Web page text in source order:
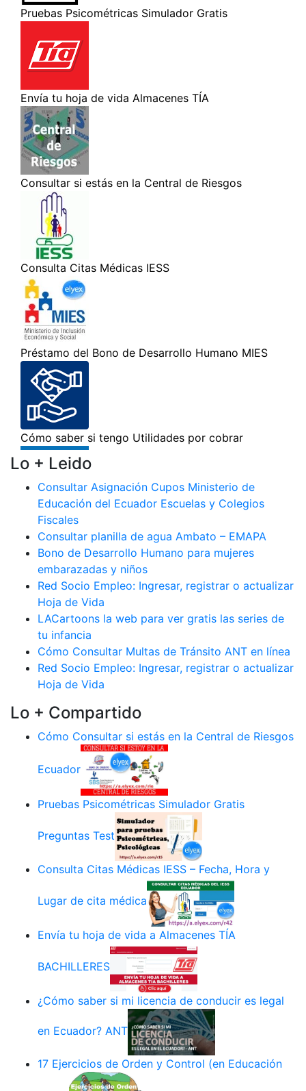
Lo + Leido
Consultar Asignación Cupos Ministerio de
Educación del Ecuador Escuelas y Colegios
Fiscales
Consultar planilla de agua Ambato – EMAPA
Bono de Desarrollo Humano para mujeres
embarazadas y niños
Red Socio Empleo: Ingresar, registrar o actualizar
Hoja de Vida
LACartoons la web para ver gratis las series de
tu infancia
Cómo Consultar Multas de Tránsito ANT en línea
Red Socio Empleo: Ingresar, registrar o actualizar
Hoja de Vida
Lo + Compartido
Cómo Consultar si estás en la Central de Riesgos
Ecuador
Pruebas Psicométricas Simulador Gratis
Preguntas Test
Consulta Citas Médicas IESS – Fecha, Hora y
Lugar de cita médica
Envía tu hoja de vida a Almacenes TÍA
BACHILLERES
¿Cómo saber si mi licencia de conducir es legal
en Ecuador? ANT
17 Ejercicios de Orden y Control (en Educación